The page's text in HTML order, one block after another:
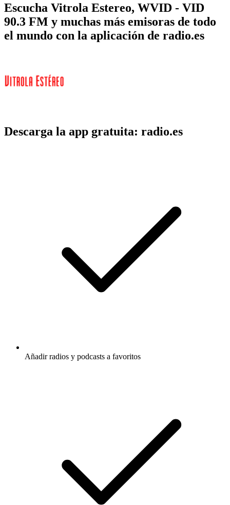
Escucha Vitrola Estereo, WVID - VID
90.3 FM y muchas más emisoras de todo
el mundo con la aplicación de radio.es
Descarga la app gratuita: radio.es
Añadir radios y podcasts a favoritos